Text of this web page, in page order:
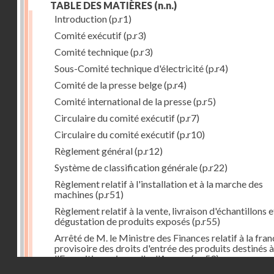
TABLE DES MATIÈRES (n.n.)
Introduction(p.r1)
Comité exécutif(p.r3)
Comité technique(p.r3)
Sous-Comité technique d'électricité(p.r4)
Comité de la presse belge(p.r4)
Comité international de la presse(p.r5)
Circulaire du comité exécutif(p.r7)
Circulaire du comité exécutif(p.r10)
Règlement général(p.r12)
Système de classification générale(p.r22)
Règlement relatif à l'installation et à la marche des
machines (p.r51)
Règlement relatif à la vente, livraison d'échantillons
dégustation de produits exposés (p.r55)
Arrêté de M. le Ministre des Finances relatif à la
provisoire des droits d'entrée des produits destinés à
l'Exposition universelle d'Anvers(p.r59)